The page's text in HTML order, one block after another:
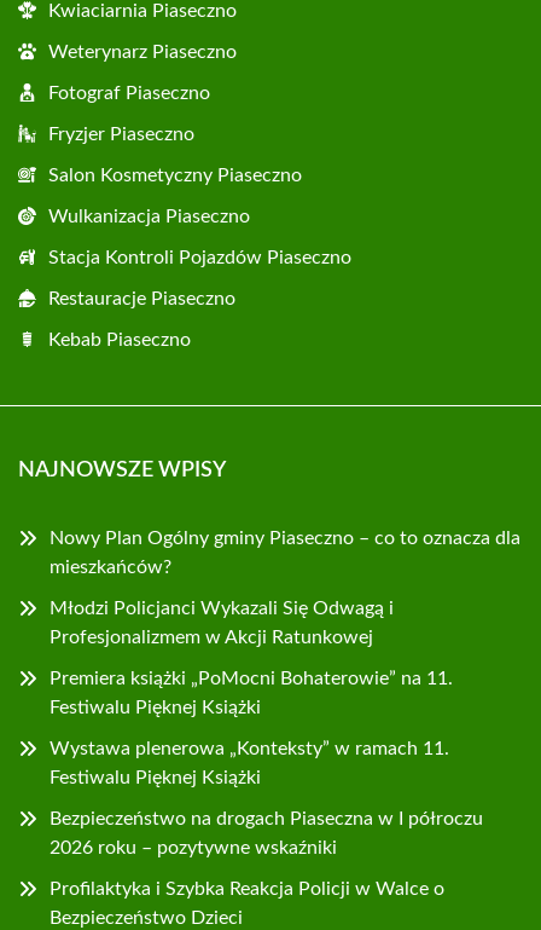
Kwiaciarnia Piaseczno
Weterynarz Piaseczno
Fotograf Piaseczno
Fryzjer Piaseczno
Salon Kosmetyczny Piaseczno
Wulkanizacja Piaseczno
Stacja Kontroli Pojazdów Piaseczno
Restauracje Piaseczno
Kebab Piaseczno
NAJNOWSZE WPISY
Nowy Plan Ogólny gminy Piaseczno – co to oznacza dla
mieszkańców?
Młodzi Policjanci Wykazali Się Odwagą i
Profesjonalizmem w Akcji Ratunkowej
Premiera książki „PoMocni Bohaterowie” na 11.
Festiwalu Pięknej Książki
Wystawa plenerowa „Konteksty” w ramach 11.
Festiwalu Pięknej Książki
Bezpieczeństwo na drogach Piaseczna w I półroczu
2026 roku – pozytywne wskaźniki
Profilaktyka i Szybka Reakcja Policji w Walce o
Bezpieczeństwo Dzieci